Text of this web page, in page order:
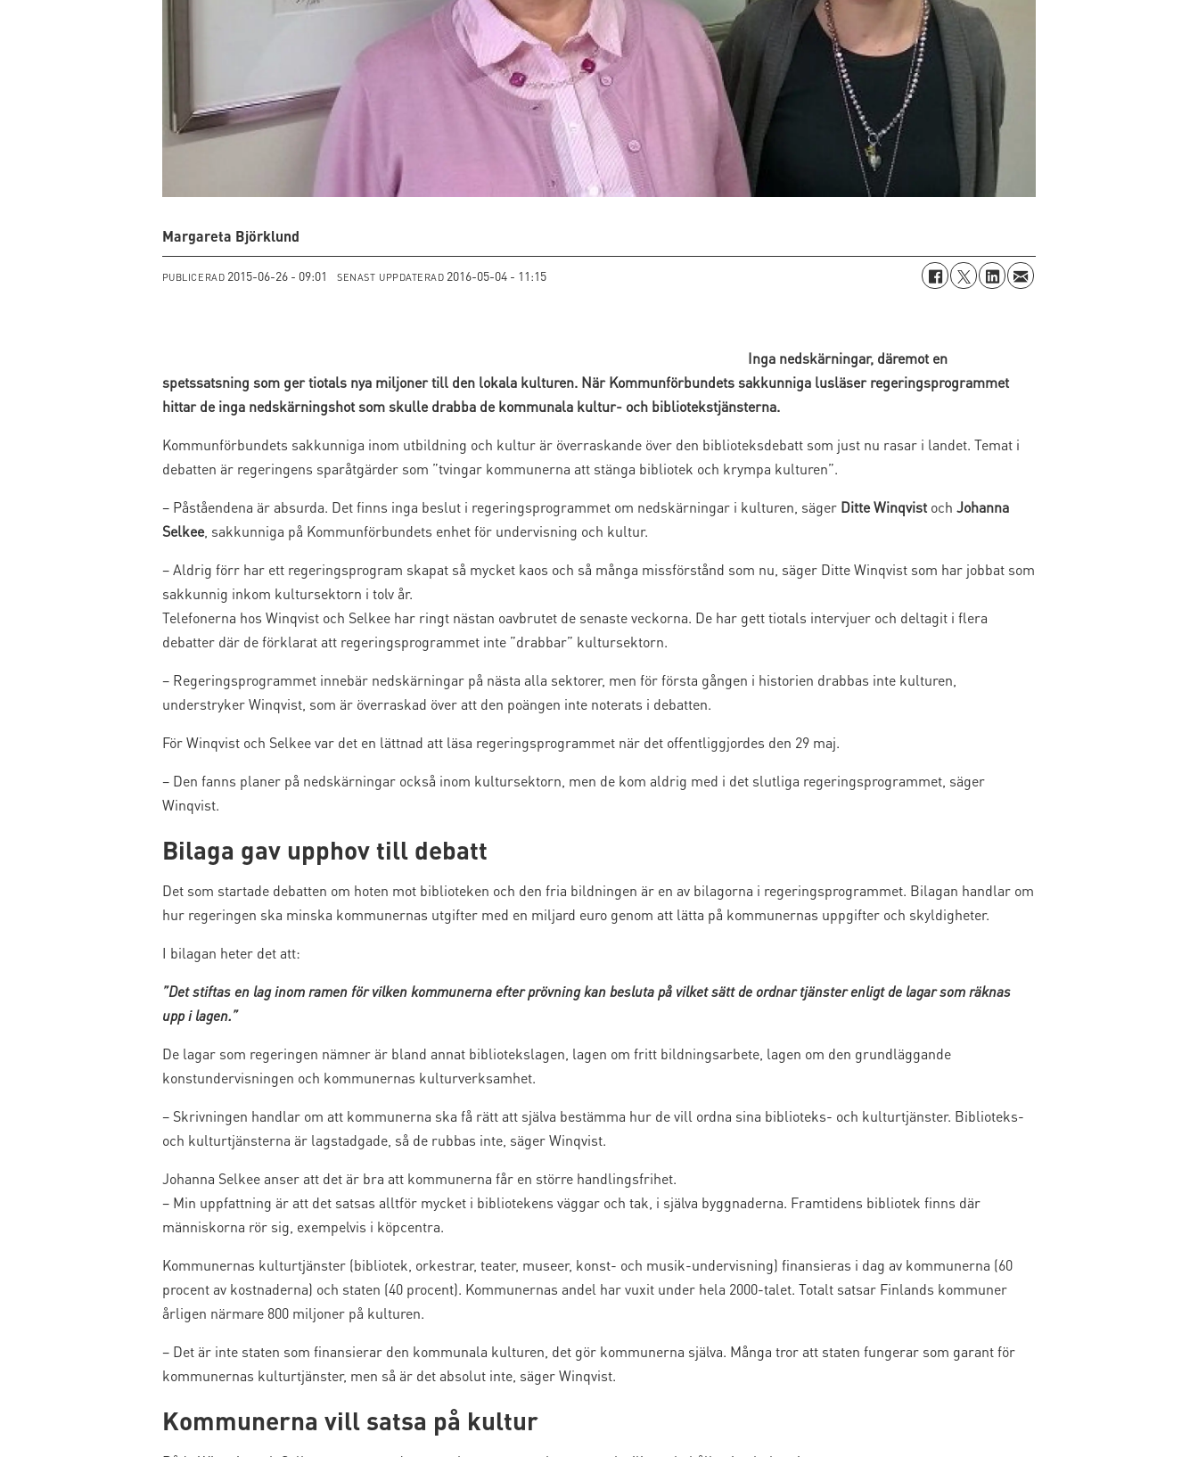
Margareta Björklund
PUBLICERAD 2015-06-26 - 09:01 SENAST UPPDATERAD 2016-05-04 - 11:15
Inga nedskärningar, däremot en
spetssatsning som ger tiotals nya miljoner till den lokala kulturen. När Kommunförbundets sakkunniga lusläser regeringsprogrammet
hittar de inga nedskärningshot som skulle drabba de kommunala kultur- och bibliotekstjänsterna.
Kommunförbundets sakkunniga inom utbildning och kultur är överraskande över den biblioteksdebatt som just nu rasar i landet. Temat i
debatten är regeringens sparåtgärder som ”tvingar kommunerna att stänga bibliotek och krympa kulturen”.
– Påståendena är absurda. Det finns inga beslut i regeringsprogrammet om nedskärningar i kulturen, säger Ditte Winqvistoch Johanna
Selkee, sakkunniga på Kommunförbundets enhet för undervisning och kultur.
– Aldrig förr har ett regeringsprogram skapat så mycket kaos och så många missförstånd som nu, säger Ditte Winqvist som har jobbat som
sakkunnig inkom kultursektorn i tolv år.
Telefonerna hos Winqvist och Selkee har ringt nästan oavbrutet de senaste veckorna. De har gett tiotals intervjuer och deltagit i flera
debatter där de förklarat att regeringsprogrammet inte ”drabbar” kultursektorn.
– Regeringsprogrammet innebär nedskärningar på nästa alla sektorer, men för första gången i historien drabbas inte kulturen,
understryker Winqvist, som är överraskad över att den poängen inte noterats i debatten.
För Winqvist och Selkee var det en lättnad att läsa regeringsprogrammet när det offentliggjordes den 29 maj.
– Den fanns planer på nedskärningar också inom kultursektorn, men de kom aldrig med i det slutliga regeringsprogrammet, säger
Winqvist.
Bilaga gav upphov till debatt
Det som startade debatten om hoten mot biblioteken och den fria bildningen är en av bilagorna i regeringsprogrammet. Bilagan handlar om
hur regeringen ska minska kommunernas utgifter med en miljard euro genom att lätta på kommunernas uppgifter och skyldigheter.
I bilagan heter det att:
”Det stiftas en lag inom ramen för vilken kommunerna efter prövning kan besluta på vilket sätt de ordnar tjänster enligt de lagar som räknas
upp i lagen.”
De lagar som regeringen nämner är bland annat bibliotekslagen, lagen om fritt bildningsarbete, lagen om den grundläggande
konstundervisningen och kommunernas kulturverksamhet.
– Skrivningen handlar om att kommunerna ska få rätt att själva bestämma hur de vill ordna sina biblioteks- och kulturtjänster. Biblioteks-
och kulturtjänsterna är lagstadgade, så de rubbas inte, säger Winqvist.
Johanna Selkee anser att det är bra att kommunerna får en större handlingsfrihet.
– Min uppfattning är att det satsas alltför mycket i bibliotekens väggar och tak, i själva byggnaderna. Framtidens bibliotek finns där
människorna rör sig, exempelvis i köpcentra.
Kommunernas kulturtjänster (bibliotek, orkestrar, teater, museer, konst- och musik-undervisning) finansieras i dag av kommunerna (60
procent av kostnaderna) och staten (40 procent). Kommunernas andel har vuxit under hela 2000-talet. Totalt satsar Finlands kommuner
årligen närmare 800 miljoner på kulturen.
– Det är inte staten som finansierar den kommunala kulturen, det gör kommunerna själva. Många tror att staten fungerar som garant för
kommunernas kulturtjänster, men så är det absolut inte, säger Winqvist.
Kommunerna vill satsa på kultur